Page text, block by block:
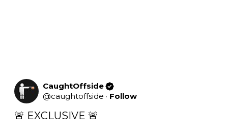
CaughtOffside
@caughtoffside · Follow
🚨 EXCLUSIVE 🚨